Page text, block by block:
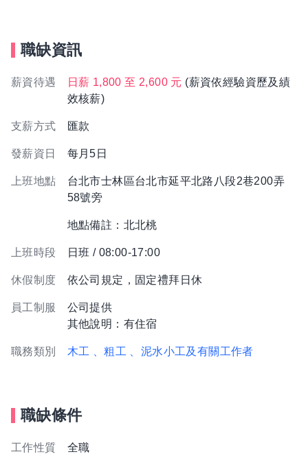
職缺資訊
薪資待遇 日薪 1,800 至 2,600 元 (薪資依經驗資歷及績
效核薪)
支薪方式 匯款
發薪資日 每月5日
上班地點
台北市士林區台北市延平北路八段2巷200弄
58號旁
地點備註：北北桃
上班時段 日班 / 08:00-17:00
休假制度 依公司規定，固定禮拜日休
員工制服
公司提供
其他說明：有住宿
職務類別 木工 、粗工 、泥水小工及有關工作者
職缺條件
工作性質 全職